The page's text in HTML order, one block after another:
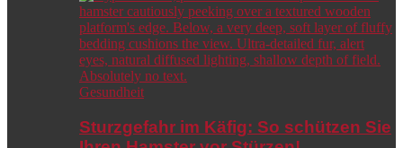
Gesundheit
Sturzgefahr im Käfig: So schützen Sie